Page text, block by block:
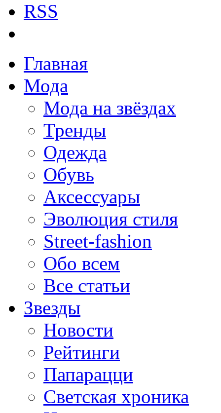
RSS
Главная
Мода
Мода на звёздах
Тренды
Одежда
Обувь
Аксессуары
Эволюция стиля
Street-fashion
Обо всем
Все статьи
Звезды
Новости
Рейтинги
Папарацци
Светская хроника